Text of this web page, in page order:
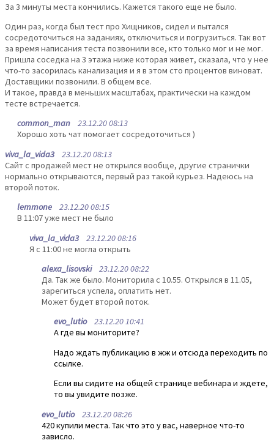
За 3 минуты места кончились. Кажется такого еще не было.
Один раз, когда был тест про Хищников, сидел и пытался
сосредоточиться на заданиях, отключиться и погрузиться. Так вот
за время написания теста позвонили все, кто только мог и не мог.
Пришла соседка на 3 этажа ниже которая живет, сказала, что у нее
что-то засорилась канализация и я в этом сто процентов виноват.
Доставщики позвонили. В общем все.
И такое, правда в меньших масштабах, практически на каждом
тесте встречается.
common_man 23.12.20 08:13
Хорошо хоть чат помогает сосредоточиться )
viva_la_vida3 23.12.20 08:13
Сайт с продажей мест не открылся вообще, другие странички
нормально открываются, первый раз такой курьез. Надеюсь на
второй поток.
lemmone 23.12.20 08:15
В 11:07 уже мест не было
viva_la_vida3 23.12.20 08:16
Я с 11:00 не могла открыть
alexa_lisovski23.12.20 08:22
Да. Так же было. Мониторила с 10.55. Открылся в 11.05,
зарегиться успела, оплатить нет.
Может будет второй поток.
evo_lutio23.12.20 10:41
А где вы мониторите?
Надо ждать публикацию в жж и отсюда переходить по
ссылке.
Если вы сидите на общей странице вебинара и ждете,
то вы увидите позже.
evo_lutio23.12.20 08:26
420 купили места. Так что это у вас, наверное что-то
зависло.